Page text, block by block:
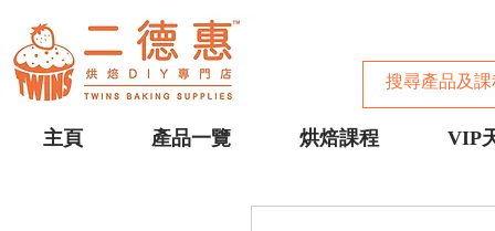
主頁 產品一覽 烘焙課程 VIP